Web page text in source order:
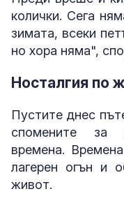
колички. Сега
зимата, всеки
но хора няма",
Носталгия по
Пустите днес
спомените за
времена.
лагерен огън и
живот.